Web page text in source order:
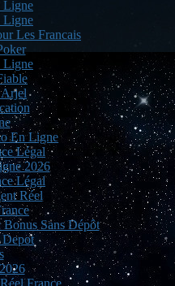
Ligne
Ligne
Les Francais
Ligne
En Ligne
Légal
2026
Légal
Réel
Sans Dépôt
Depot